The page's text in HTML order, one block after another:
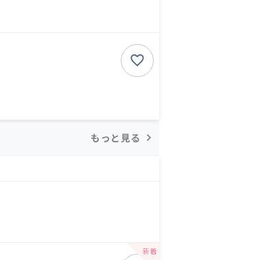
もっと見る